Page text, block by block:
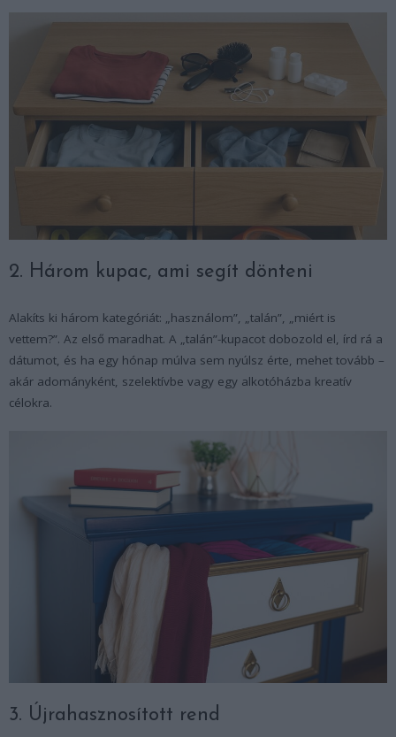
2. Három kupac, ami segít dönteni
Alakíts ki három kategóriát: „használom”, „talán”, „miért is
vettem?”. Az első maradhat. A „talán”-kupacot dobozold el, írd rá a
dátumot, és ha egy hónap múlva sem nyúlsz érte, mehet tovább –
akár adományként, szelektívbe vagy egy alkotóházba kreatív
célokra.
3. Újrahasznosított rend